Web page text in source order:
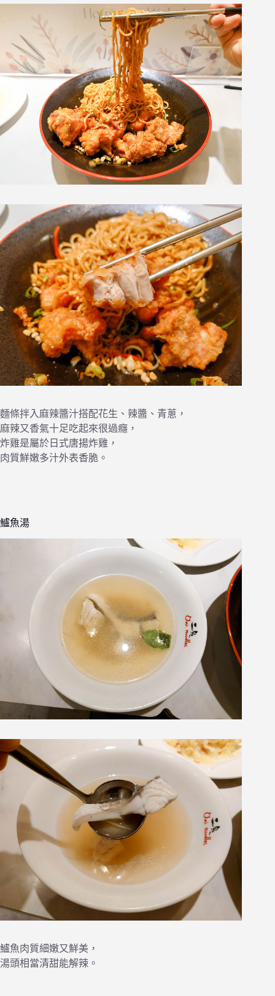
麵條拌入麻辣醬汁搭配花生、辣醬、青蔥，
麻辣又香氣十足吃起來很過癮，
炸雞是屬於日式唐揚炸雞，
肉質鮮嫩多汁外表香脆。
鱸魚湯
鱸魚肉質細嫩又鮮美，
湯頭相當清甜能解辣。